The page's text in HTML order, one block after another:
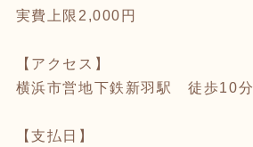
実費上限2,000円
【アクセス】
横浜市営地下鉄新羽駅 徒歩10分
【支払日】